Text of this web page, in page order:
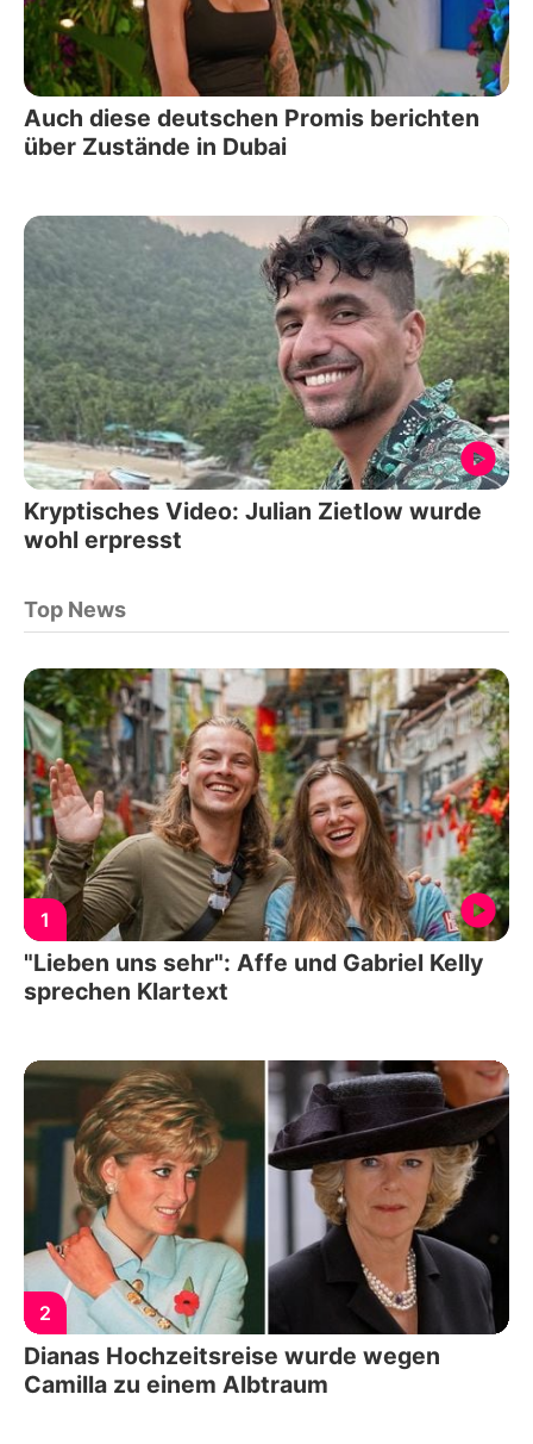
Auch diese deutschen Promis berichten
über Zustände in Dubai
Kryptisches Video: Julian Zietlow wurde
wohl erpresst
Top News
1
"Lieben uns sehr": Affe und Gabriel Kelly
sprechen Klartext
2
Dianas Hochzeitsreise wurde wegen
Camilla zu einem Albtraum